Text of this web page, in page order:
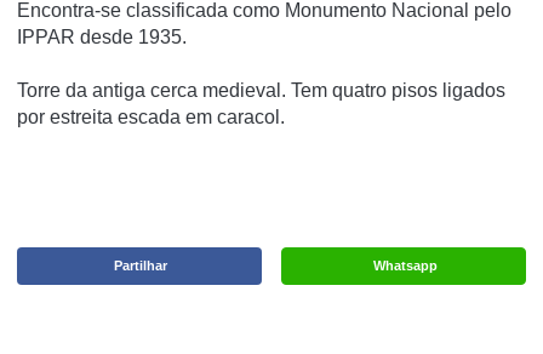
Encontra-se classificada como Monumento Nacional pelo
IPPAR desde 1935.
Torre da antiga cerca medieval. Tem quatro pisos ligados
por estreita escada em caracol.
Whatsapp
Partilhar